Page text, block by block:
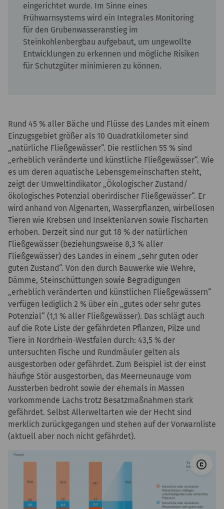
eingerichtet wurde. Im Sinne eines
Frühwarnsystems wird ein Integrales Monitoring
für den Grubenwasseranstieg im
Steinkohlenbergbau aufgebaut, um ungewollte
Entwicklungen zu erkennen und mögliche Risiken
für Schutzgüter minimieren zu können.
Rund 45 % aller Bäche und Flüsse des Landes mit einem
Einzugsgebiet größer als 10 Quadratkilometer sind
„natürliche Fließgewässer“. Die restlichen 55 % sind
„erheblich veränderte und künstliche Fließgewässer“. Wie
es um deren aquatische Lebensgemeinschaften steht,
zeigt der Umweltindikator „Ökologischer Zustand/
ökologisches Potenzial oberirdischer Fließgewässer“. Er
wird anhand von Algenarten, Wasserpflanzen, wirbellosen
Tieren wie Krebsen und Insektenlarven sowie Fischarten
erhoben. Derzeit sind nur gut 18 % der natürlichen
Fließgewässer (beziehungsweise 8,3 % aller
Fließgewässer) des Landes in einem „sehr guten oder
guten Zustand“. Von den durch Bauwerke wie Wehre,
Dämme, Steinschüttungen sowie Begradigungen
„erheblich veränderten und künstlichen Fließgewässern“
verfügen lediglich 2 % über ein „gutes oder sehr gutes
Potenzial“ (1,1 % aller Fließgewässer). Das schlägt auch
auf die Rote Liste der gefährdeten Pflanzen, Pilze und
Tiere in Nordrhein-Westfalen durch: 43,5 % der
untersuchten Fische und Rundmäuler gelten als
ausgestorben oder gefährdet. Zum Beispiel ist der einst
häufige Stör ausgestorben, das Meerneunauge vom
Aussterben bedroht sowie der ehemals in Massen
vorkommende Lachs trotz Besatzmaßnahmen stark
gefährdet. Selbst Allerweltarten wie der Hecht sind
merklich zurückgegangen und stehen auf der Vorwarnliste
(aktuell aber noch nicht gefährdet).
copyright